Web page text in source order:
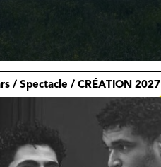
/ Spectacle / CRÉATION 2027